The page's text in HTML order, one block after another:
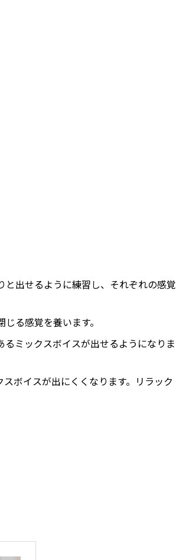
と出せるように練習し、それぞれの感覚
る感覚を養います。
ミックスボイスが出せるようになりま
ボイスが出にくくなります。リラック